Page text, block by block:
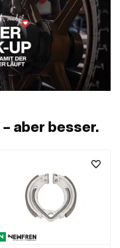
aber besser.